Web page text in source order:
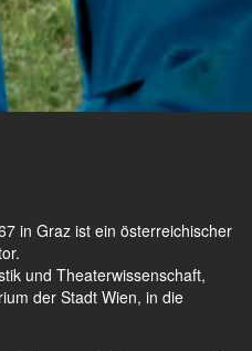
in Graz ist ein österreichischer
und Theaterwissenschaft,
der Stadt Wien, in die